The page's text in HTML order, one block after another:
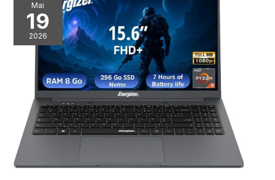
Mai
19
2026